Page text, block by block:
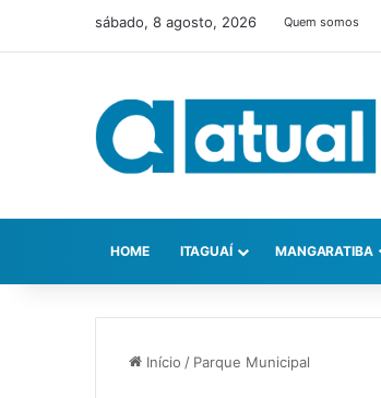
sábado, 8 agosto, 2026 Quem somos
HOME ITAGUAÍ MANGARATIBA
Início / Parque Municipal